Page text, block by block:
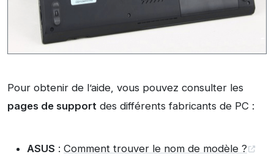
Pour obtenir de l’aide, vous pouvez consulter les
pages de support des différents fabricants de PC :
ASUS : Comment trouver le nom de modèle ?